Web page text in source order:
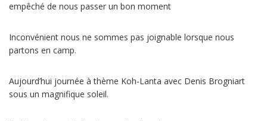
empêché de nous passer un bon moment
Inconvénient nous ne sommes pas joignable lorsque nous
partons en camp.
Aujourd’hui journée à thème Koh-Lanta avec Denis Brogniart
sous un magnifique soleil.